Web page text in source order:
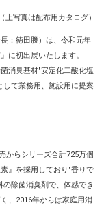
（上写真は配布用カタログ）
：徳田勝）は、令和元年
』に初出展いたします。
消臭基材"安定化二酸化塩
て業務用、施設用に提案
からシリーズ合計725万個
』を採用しており"香りで
除菌消臭剤で、体感でき
、2016年からは家庭用消